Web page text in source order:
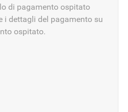
di pagamento ospitato
i dettagli del pagamento su
ospitato.